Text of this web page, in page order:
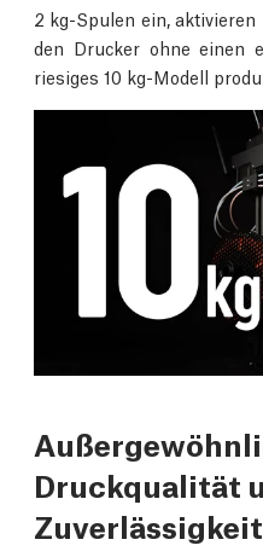
2 kg-Spulen ein,
den Drucker ohne einen
riesiges 10 kg-Modell
Druckqualität
Zuverlässigkeit